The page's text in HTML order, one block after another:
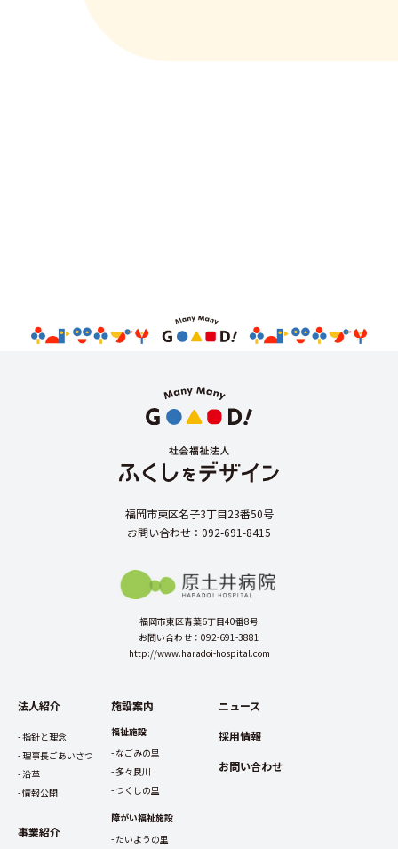
福岡市東区名子3丁目23番50号
お問い合わせ：092-691-8415
福岡市東区青葉6丁目40番8号
お問い合わせ：092-691-3881
http://www.haradoi-hospital.com
法人紹介
指針と理念
理事長ごあいさつ
沿革
情報公開
事業紹介
施設案内
福祉施設
なごみの里
多々良川
つくしの里
障がい福祉施設
たいようの里
ニュース
採用情報
お問い合わせ